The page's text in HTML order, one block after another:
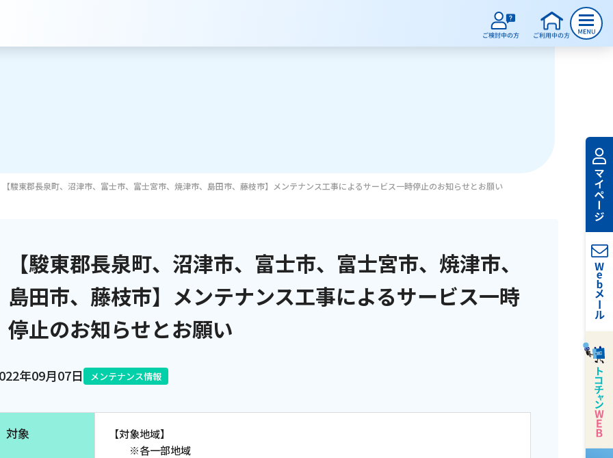
サービスのご案内
テレビ
電話
動画配信
【駿東郡長泉町、沼津市、富士市、富士宮市、焼津市、島田市、藤枝市】メンテナンス工事によるサービス一時停止のお知らせとお願い
【駿東郡長泉町、沼津市、富士市、富士宮市、焼津市、
島田市、藤枝市】メンテナンス工事によるサービス一時
停止のお知らせとお願い
年09月07日 メンテナンス情報
対象
【対象地域】
※各一部地域